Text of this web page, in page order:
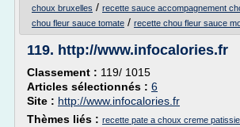
choux bruxelles / recette sauce accompagnement
chou fleur sauce tomate / recette chou fleur sauce
119. http://www.infocalories.fr
Classement : 119/ 1015
Articles sélectionnés : 6
Site : http://www.infocalories.fr
Thèmes liés : recette pate a choux creme